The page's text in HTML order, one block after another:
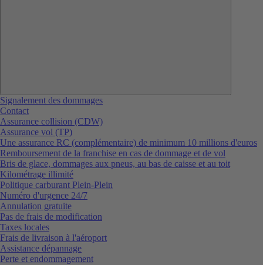
Signalement des dommages
Contact
Assurance collision (CDW)
Assurance vol (TP)
Une assurance RC (complémentaire) de minimum 10 millions d'euros
Remboursement de la franchise en cas de dommage et de vol
Bris de glace, dommages aux pneus, au bas de caisse et au toit
Kilométrage illimité
Politique carburant Plein-Plein
Numéro d'urgence 24/7
Annulation gratuite
Pas de frais de modification
Taxes locales
Frais de livraison à l'aéroport
Assistance dépannage
Perte et endommagement